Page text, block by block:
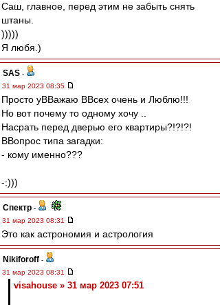
Саш, главное, перед этим не забыть снять
штаны.
)))))
Я любя.)
SAS -
31 мар 2023 08:35
Просто уВВажаю ВВсех очень и Люблю!!!
Но вот почему то одному хочу ..
Насрать перед дверью его квартиры?!?!?!
ВВопрос типа загадки:
- кому именно???
-:)))
Спектр -
31 мар 2023 08:31
Это как астрономия и астрология
Nikiforoff -
31 мар 2023 08:31
visahouse » 31 мар 2023 07:51